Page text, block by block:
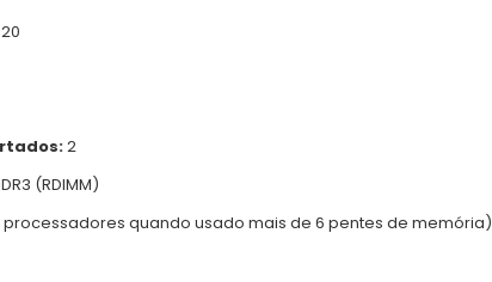
2
(RDIMM)
processadores quando usado mais de 6 pentes de memória)